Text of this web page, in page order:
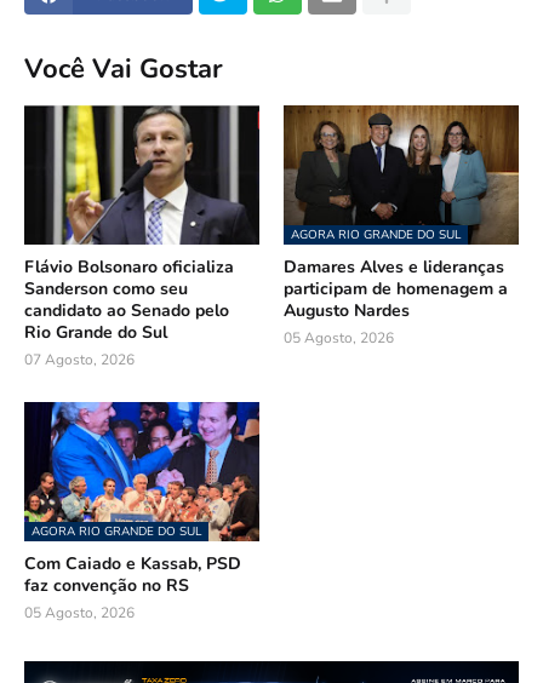
Você Vai Gostar
Flávio Bolsonaro oficializa
Sanderson como seu
candidato ao Senado pelo
Rio Grande do Sul
07 Agosto, 2026
AGORA RIO GRANDE DO SUL
Damares Alves e lideranças
participam de homenagem a
Augusto Nardes
05 Agosto, 2026
AGORA RIO GRANDE DO SUL
Com Caiado e Kassab, PSD
faz convenção no RS
05 Agosto, 2026